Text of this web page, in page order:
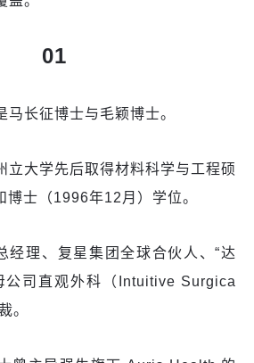
01
马长征博士与毛颖博士。
立大学先后取得材料科学与工程硕
士（1996年12月）学位。
经理、复星集团全球合伙人、“达
公司直观外科（Intuitive Surgica
。